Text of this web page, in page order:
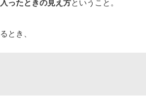
ったときの見え方ということ。
とき、